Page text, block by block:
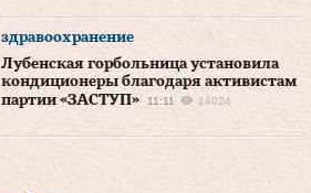
здравоохранение
Лубенская горбольница установила
кондиционеры благодаря активистам
партии «ЗАСТУП»
11:11 14024